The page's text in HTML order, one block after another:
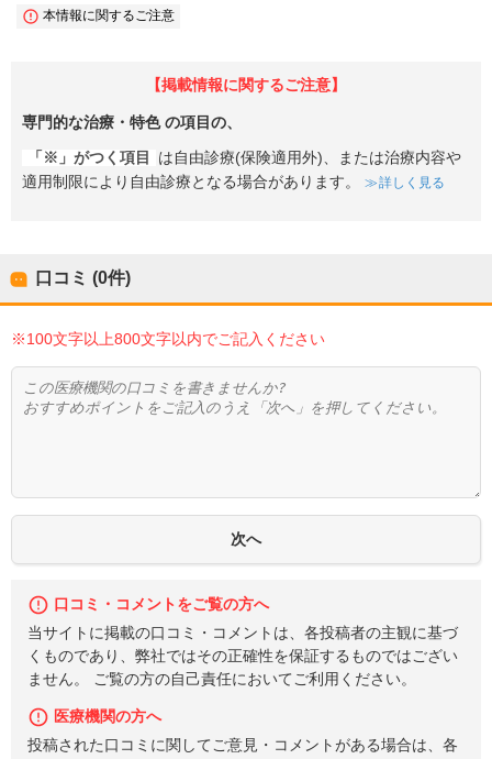
本情報に関するご注意
【掲載情報に関するご注意】
専門的な治療・特色の項目の、
「※」がつく項目
は自由診療(保険適用外)、または治療内容や
適用制限により自由診療となる場合があります。
詳しく見る
口コミ (0件)
※100文字以上800文字以内でご記入ください
口コミ・コメントをご覧の方へ
当サイトに掲載の口コミ・コメントは、各投稿者の主観に基づ
くものであり、弊社ではその正確性を保証するものではござい
ません。 ご覧の方の自己責任においてご利用ください。
医療機関の方へ
投稿された口コミに関してご意見・コメントがある場合は、各